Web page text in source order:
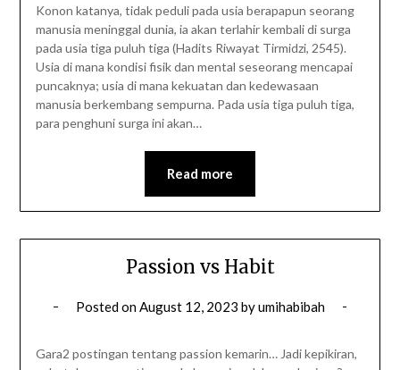
Konon katanya, tidak peduli pada usia berapapun seorang
manusia meninggal dunia, ia akan terlahir kembali di surga
pada usia tiga puluh tiga (Hadits Riwayat Tirmidzi, 2545).
Usia di mana kondisi fisik dan mental seseorang mencapai
puncaknya; usia di mana kekuatan dan kedewasaan
manusia berkembang sempurna. Pada usia tiga puluh tiga,
para penghuni surga ini akan…
Read more
Passion vs Habit
Posted onAugust 12, 2023 byumihabibah
Gara2 postingan tentang passion kemarin… Jadi kepikiran,